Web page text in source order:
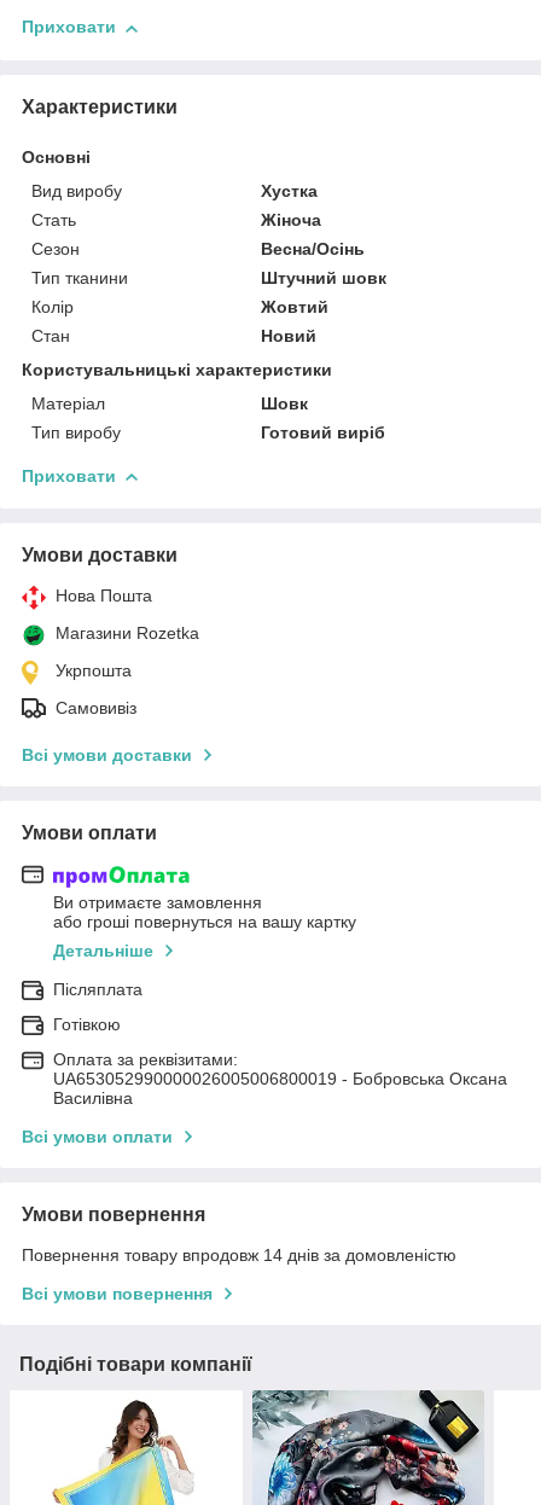
Приховати
Характеристики
Основні
Вид виробу
Хустка
Стать
Жіноча
Сезон
Весна/Осінь
Тип тканини
Штучний шовк
Колір
Жовтий
Стан
Новий
Користувальницькі характеристики
Матеріал
Шовк
Тип виробу
Готовий виріб
Приховати
Умови доставки
Нова Пошта
Магазини Rozetka
Укрпошта
Самовивіз
Всі умови доставки
Умови оплати
Ви отримаєте замовлення
або гроші повернуться на вашу картку
Детальніше
Післяплата
Готівкою
Оплата за реквізитами:
UA653052990000026005006800019 - Бобровська Оксана
Василівна
Всі умови оплати
Умови повернення
Повернення товару впродовж 14 днів за домовленістю
Всі умови повернення
Подібні товари компанії